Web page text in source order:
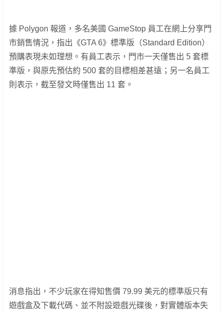
據 Polygon 報道，多名美國 GameStop 員工在網上分享門
市銷售情況，指出《GTA 6》標準版（Standard Edition）
預購表現未如理想。有員工表示，門市一天僅售出 5 套標
準版，與原先預估約 500 套的目標相差甚遠；另一名員工
則表示，截至發文時僅售出 11 套。
消息指出，不少玩家在得知售價 79.99 美元的標準版只有
遊戲盒及下載代碼、並不附設遊戲光碟後，對實體版本失